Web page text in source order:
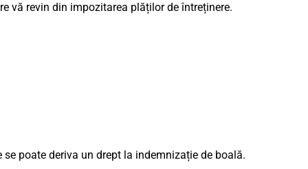
vă revin din impozitarea plăților de întreținere.
poate deriva un drept la indemnizație de boală.